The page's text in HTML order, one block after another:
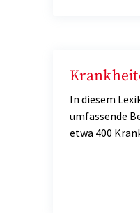
In diesem
umfassende
etwa 400